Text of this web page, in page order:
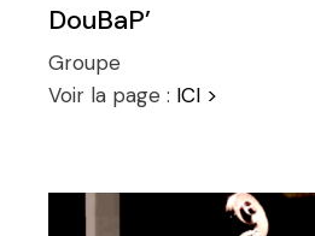
DouBaP’
Groupe
Voir la page : ICI >